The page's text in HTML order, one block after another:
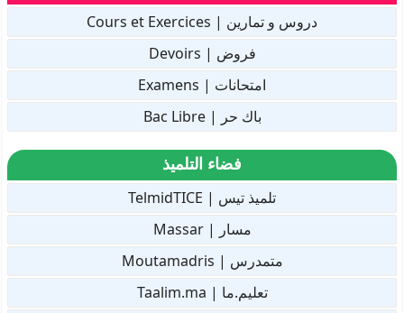
دروس و تمارين | Cours et Exercices
فروض | Devoirs
امتحانات | Examens
باك حر | Bac Libre
فضاء التلميذ
تلميذ تيس | TelmidTICE
مسار | Massar
متمدرس | Moutamadris
تعليم.ما | Taalim.ma